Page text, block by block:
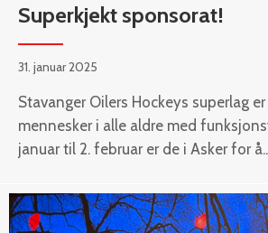
Superkjekt sponsorat!
31. januar 2025
Stavanger Oilers Hockeys superlag
mennesker i alle aldre med
januar til 2. februar er de i Asker for